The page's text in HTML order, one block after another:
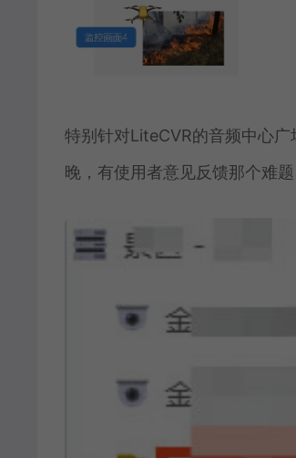
特别针对LiteCVR的音频中心
晚，有使用者意见反馈那个难